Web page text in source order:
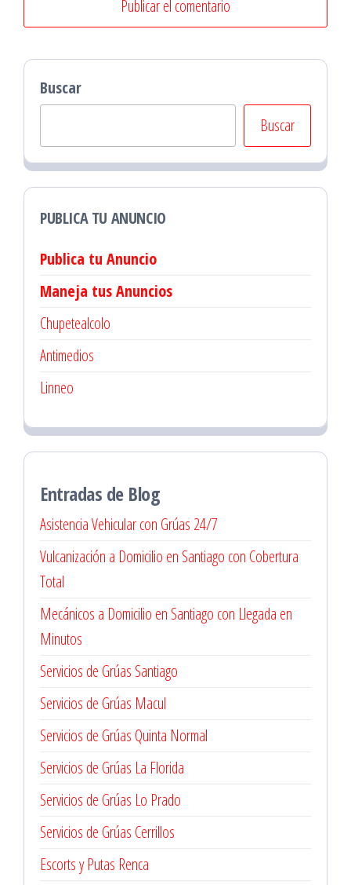
Buscar
Buscar
PUBLICA TU ANUNCIO
Publica tu Anuncio
Maneja tus Anuncios
Chupetealcolo
Antimedios
Linneo
Entradas de Blog
Asistencia Vehicular con Grúas 24/7
Vulcanización a Domicilio en Santiago con Cobertura
Total
Mecánicos a Domicilio en Santiago con Llegada en
Minutos
Servicios de Grúas Santiago
Servicios de Grúas Macul
Servicios de Grúas Quinta Normal
Servicios de Grúas La Florida
Servicios de Grúas Lo Prado
Servicios de Grúas Cerrillos
Escorts y Putas Renca